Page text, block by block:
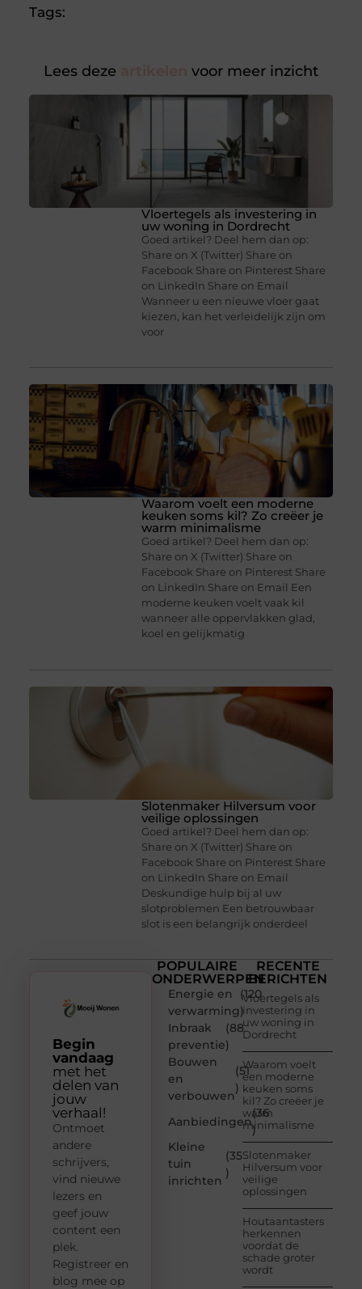
Tags:
Lees deze voor meer inzicht
Vloertegels als investering in
uw woning in Dordrecht
Goed artikel? Deel hem dan op:
Share on X (Twitter) Share on
Facebook Share on Pinterest Share
on LinkedIn Share on Email
Wanneer u een nieuwe vloer gaat
kiezen, kan het verleidelijk zijn om
voor
Waarom voelt een moderne
keuken soms kil? Zo creëer je
warm minimalisme
Goed artikel? Deel hem dan op:
Share on X (Twitter) Share on
Facebook Share on Pinterest Share
on LinkedIn Share on Email Een
moderne keuken voelt vaak kil
wanneer alle oppervlakken glad,
koel en gelijkmatig
Slotenmaker Hilversum voor
veilige oplossingen
Goed artikel? Deel hem dan op:
Share on X (Twitter) Share on
Facebook Share on Pinterest Share
on LinkedIn Share on Email
Deskundige hulp bij al uw
slotproblemen Een betrouwbaar
slot is een belangrijk onderdeel
POPULAIRE
ONDERWERPEN
Energie en
verwarming
(120
)
Inbraak
preventie
(88
)
Bouwen
en
verbouwen
(51
)
Aanbiedingen
(36
)
Kleine
tuin
inrichten
(35
)
RECENTE
BERICHTEN
Vloertegels als
investering in
uw woning in
Dordrecht
Waarom voelt
een moderne
keuken soms
kil? Zo creëer je
warm
minimalisme
Slotenmaker
Hilversum voor
veilige
oplossingen
Houtaantasters
herkennen
voordat de
schade groter
wordt
Begin
vandaag
met het
delen van
jouw
verhaal!
Ontmoet
andere
schrijvers,
vind nieuwe
lezers en
geef jouw
content een
plek.
Registreer en
blog mee op